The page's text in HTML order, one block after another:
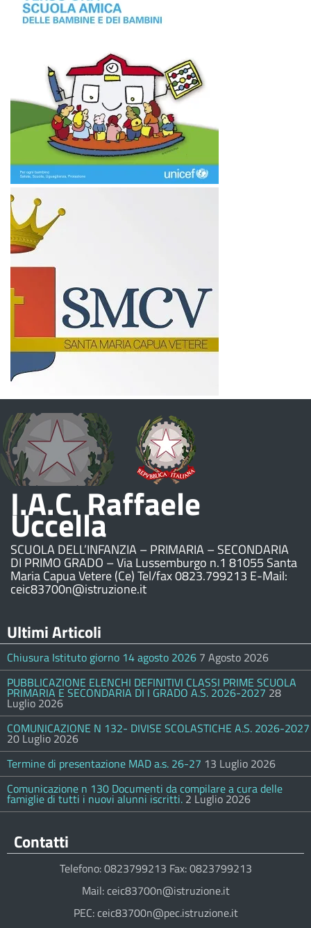
I.A.C. Raffaele
Uccella
SCUOLA DELL’INFANZIA – PRIMARIA – SECONDARIA
DI PRIMO GRADO – Via Lussemburgo n.1 81055 Santa
Maria Capua Vetere (Ce) Tel/fax 0823.799213 E-Mail:
ceic83700n@istruzione.it
Ultimi Articoli
Chiusura Istituto giorno 14 agosto 2026 7 Agosto 2026
PUBBLICAZIONE ELENCHI DEFINITIVI CLASSI PRIME SCUOLA
PRIMARIA E SECONDARIA DI I GRADO A.S. 2026-2027 28
Luglio 2026
COMUNICAZIONE N 132- DIVISE SCOLASTICHE A.S. 2026-2027
20 Luglio 2026
Termine di presentazione MAD a.s. 26-27 13 Luglio 2026
Comunicazione n 130 Documenti da compilare a cura delle
famiglie di tutti i nuovi alunni iscritti. 2 Luglio 2026
Contatti
Telefono: 0823799213 Fax: 0823799213
Mail: ceic83700n@istruzione.it
PEC: ceic83700n@pec.istruzione.it